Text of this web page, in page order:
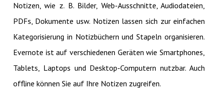
Notizen, wie z. B. Bilder, Web-Ausschnitte, Audiodateien,
PDFs, Dokumente usw. Notizen lassen sich zur einfachen
Kategorisierung in Notizbüchern und Stapeln organisieren.
Evernote ist auf verschiedenen Geräten wie Smartphones,
Tablets, Laptops und Desktop-Computern nutzbar. Auch
offline können Sie auf Ihre Notizen zugreifen.